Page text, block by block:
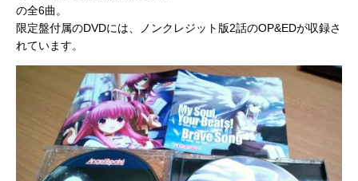
の全6曲。
限定盤付属のDVDには、ノンクレジット版2話のOP&EDが収録さ
れています。